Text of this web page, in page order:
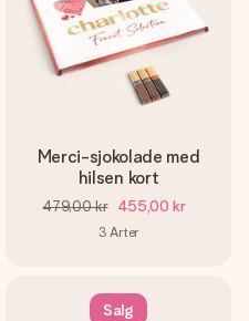
Merci-sjokolade med
hilsen kort
479,00 kr 455,00 kr
3 Arter
Salg